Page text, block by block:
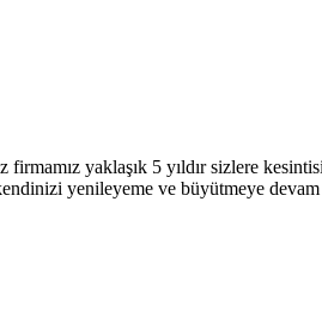
yaklaşık 5 yıldır sizlere
yenileyeme ve büyütmeye